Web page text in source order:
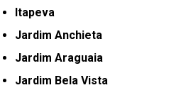
Itapeva
Jardim Anchieta
Jardim Araguaia
Jardim Bela Vista